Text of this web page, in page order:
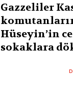
Gazzeliler
Hüseyin’in
sokaklara